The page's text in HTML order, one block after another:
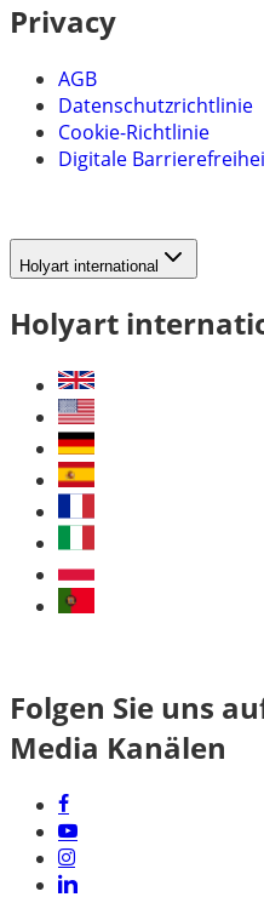
Privacy
AGB
Datenschutzrichtlinie
Cookie-Richtlinie
Digitale
Holyart international
Holyart
Folgen Sie uns
Media Kanälen